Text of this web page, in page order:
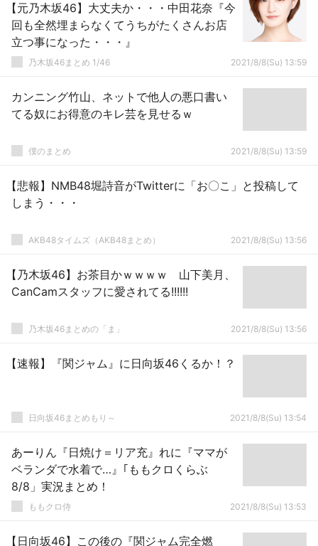
【元乃木坂46】大丈夫か・・・中田花奈『今
回も全然埋まらなくてうちがたくさんお店
立つ事になった・・・』
乃木坂46まとめ 1/46 2021/8/8(Su) 13:59
カンニング竹山、ネットで他人の悪口書い
てる奴にお得意のキレ芸を見せるｗ
僕のまとめ 2021/8/8(Su) 13:59
【悲報】NMB48堀詩音がTwitterに「お〇こ」と投稿して
しまう・・・
AKB48タイムズ（AKB48まとめ） 2021/8/8(Su) 13:56
【乃木坂46】お茶目かｗｗｗｗ 山下美月、
CanCamスタッフに愛されてる!!!!!!
乃木坂46まとめの「ま」 2021/8/8(Su) 13:56
【速報】『関ジャム』に日向坂46くるか！？
日向坂46まとめもり～ 2021/8/8(Su) 13:54
あーりん『日焼け＝リア充』れに『ママが
ベランダで水着で…』｢ももクロくらぶ
8/8」実況まとめ！
ももクロ侍 2021/8/8(Su) 13:53
【日向坂46】この後の『関ジャム完全燃